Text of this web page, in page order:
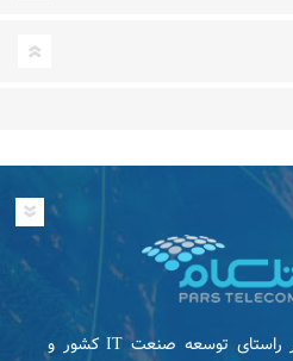
شرکت داده پردازی پارس در راستای توسعه صنعت IT كشور و